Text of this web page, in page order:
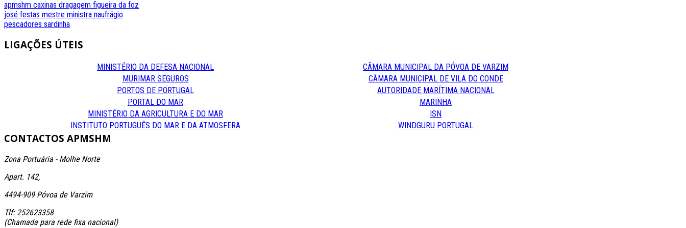
apmshm caxinas dragagem figueira da foz
josé festas mestre ministra naufrágio
pescadores sardinha
LIGAÇÕES ÚTEIS
MINISTÉRIO DA DEFESA NACIONAL
CÂMARA MUNICIPAL DA PÓVOA DE VARZIM
MURIMAR SEGUROS
CÂMARA MUNICIPAL DE VILA DO CONDE
PORTOS DE PORTUGAL
AUTORIDADE MARÍTIMA NACIONAL
PORTAL DO MAR
MARINHA
MINISTÉRIO DA AGRICULTURA E DO MAR
ISN
INSTITUTO PORTUGUÊS DO MAR E DA ATMOSFERA
WINDGURU PORTUGAL
CONTACTOS APMSHM
Zona Portuária - Molhe Norte
Apart. 142,
4494-909 Póvoa de Varzim
Tlf: 252623358
(Chamada para rede fixa nacional)